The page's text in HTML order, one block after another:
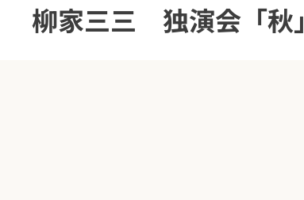
柳家三三 独演会「秋」